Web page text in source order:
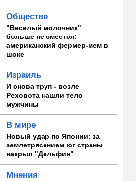
Общество
"Веселый молочник"
больше не смеется:
американский фермер-мем в
шоке
Израиль
И снова труп - возле
Реховота нашли тело
мужчины
В мире
Новый удар по Японии: за
землетрясением юг страны
накрыл "Дельфин"
Мнения